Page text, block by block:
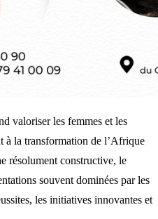
valoriser les femmes et les
à la transformation de l’Afrique
résolument constructive, le
souvent dominées par les
les initiatives innovantes et